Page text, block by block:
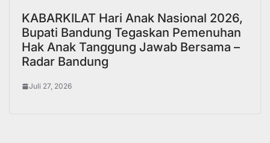
KABARKILAT Hari Anak Nasional 2026,
Bupati Bandung Tegaskan Pemenuhan
Hak Anak Tanggung Jawab Bersama –
Radar Bandung
Juli 27, 2026